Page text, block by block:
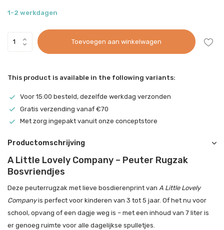
1-2 werkdagen
Toevoegen aan winkelwagen
This product is available in the following variants:
Voor 15:00 besteld, dezelfde werkdag verzonden
Gratis verzending vanaf €70
Met zorg ingepakt vanuit onze conceptstore
Productomschrijving
A Little Lovely Company – Peuter Rugzak
Bosvriendjes
Deze peuterrugzak met lieve bosdierenprint van A Little Lovely
Companyis perfect voor kinderen van 3 tot 5 jaar. Of het nu voor
school, opvang of een dagje weg is – met een inhoud van 7 liter is
er genoeg ruimte voor alle dagelijkse spulletjes.